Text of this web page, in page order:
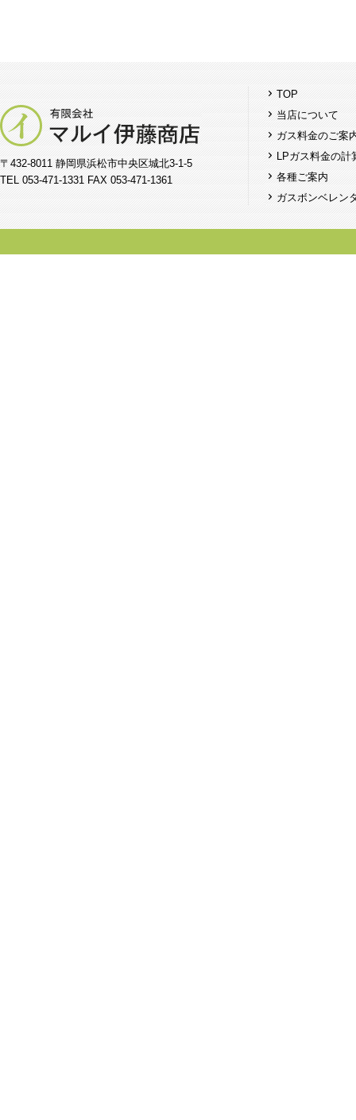
〒432-8011 静岡県浜松市中央区城北3-1-5
TEL 053-471-1331 FAX 053-471-1361
TOP
当店について
ガス料金のご案
LPガス料金の計
各種ご案内
ガスボンベレン